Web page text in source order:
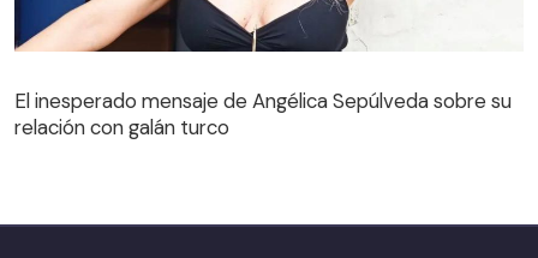
El inesperado mensaje de Angélica Sepúlveda sobre su
relación con galán turco